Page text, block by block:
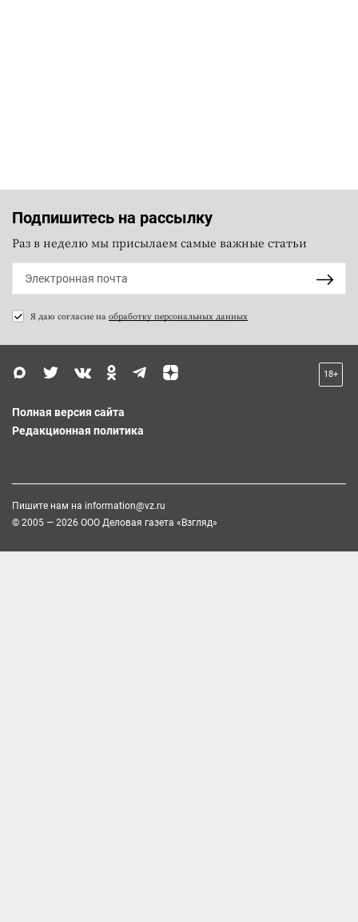
Подпишитесь на рассылку
Раз в неделю мы присылаем самые важные статьи
Я даю согласие на обработку персональных данных
18+
Полная версия сайта
Редакционная политика
Пишите нам на information@vz.ru
© 2005 — 2026 ООО Деловая газета «Взгляд»